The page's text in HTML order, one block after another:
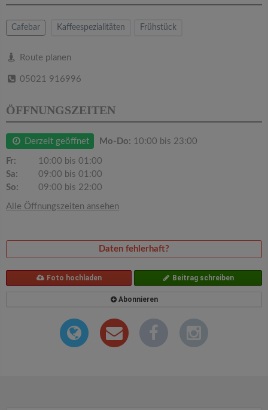
Cafebar Kaffeespezialitäten Frühstück
Route planen
05021 916996
ÖFFNUNGSZEITEN
Derzeit geöffnet Mo-Do: 10:00 bis 23:00
Fr:
10:00 bis 01:00
Sa:
09:00 bis 01:00
So:
09:00 bis 22:00
Alle Öffnungszeiten ansehen
Daten fehlerhaft?
Foto hochladen Beitrag schreiben
Abonnieren
a
v
a
n